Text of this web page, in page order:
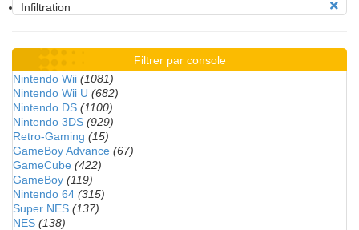
Infiltration
Filtrer par console
Nintendo Wii (1081)
Nintendo Wii U (682)
Nintendo DS (1100)
Nintendo 3DS (929)
Retro-Gaming (15)
GameBoy Advance (67)
GameCube (422)
GameBoy (119)
Nintendo 64 (315)
Super NES (137)
NES (138)